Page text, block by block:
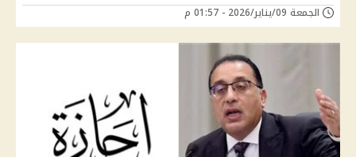
الجمعة 09/يناير/2026 - 01:57 م